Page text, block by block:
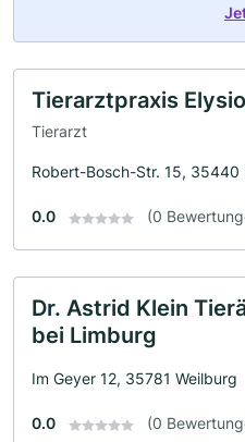
Tierarztpraxis
Tierarzt
Robert-Bosch-Str. 15, 35440
0.0 (0
Dr. Astrid Klein
bei Limburg
Im Geyer 12, 35781 Weilburg
0.0 (0